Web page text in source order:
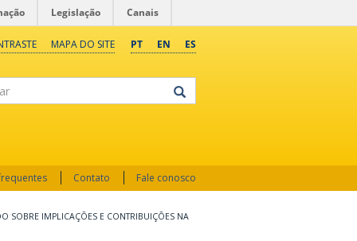
Legislação Canais
PT EN ES
MAPA DO SITE
Contato Fale conosco
SOBRE IMPLICAÇÕES E CONTRIBUIÇÕES NA